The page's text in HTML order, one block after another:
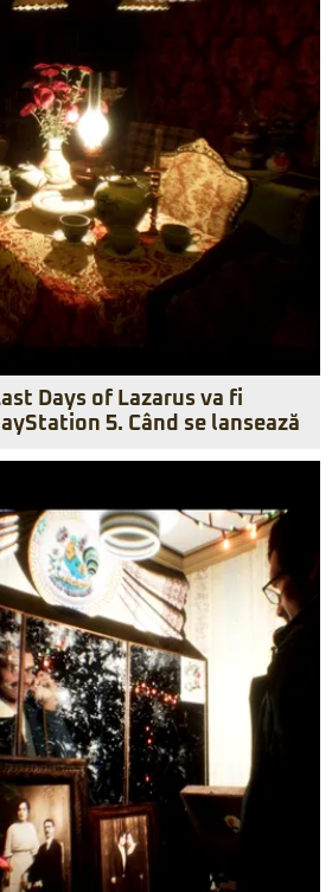
Days of Lazarus va fi
5. Când se lansează